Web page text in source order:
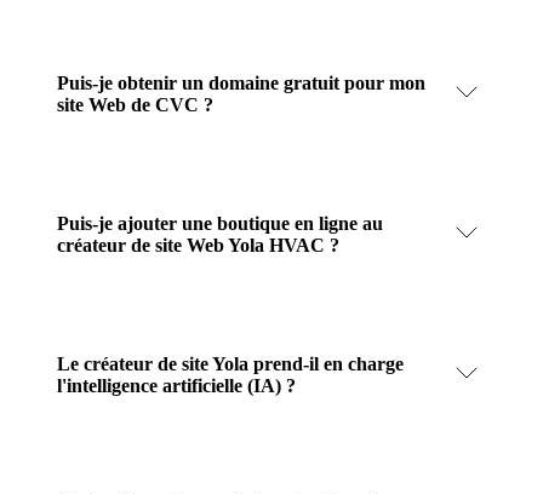
Puis-je obtenir un domaine gratuit pour mon
site Web de CVC ?
Puis-je ajouter une boutique en ligne au
créateur de site Web Yola HVAC ?
Le créateur de site Yola prend-il en charge
l'intelligence artificielle (IA) ?